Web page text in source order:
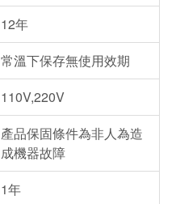
12年
常溫下保存無使用效期
110V,220V
產品保固條件為非人為造
成機器故障
1年